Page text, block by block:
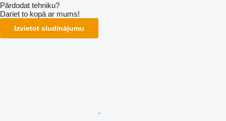
Pārdodat tehniku?
Dariet to kopā ar mums!
Izvietot sludinājumu